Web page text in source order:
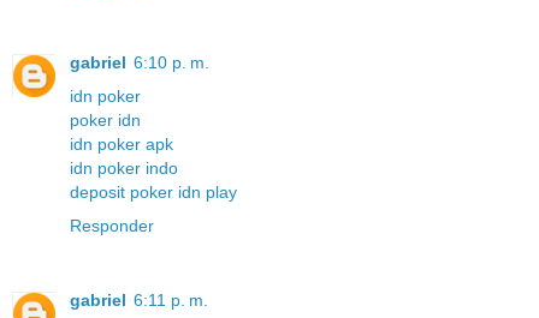
gabriel 6:10 p. m.
idn poker
poker idn
idn poker apk
idn poker indo
deposit poker idn play
Responder
gabriel 6:11 p. m.